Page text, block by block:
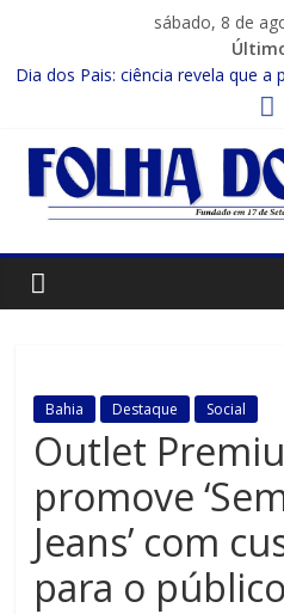
sábado, 8 de
Dia dos Pais: ciência revela que
entrevistas com os candidatos
Prefeitura de Feira executa
quatro praças.
visita às obras de modernização
Muito além do presente: menu
Bahia Destaque Social
Outlet
promove
Jeans’ com
para o